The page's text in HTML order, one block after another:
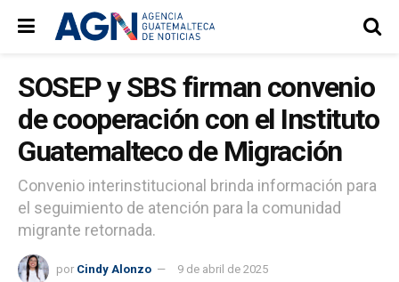
SOSEP y SBS firman convenio
de cooperación con el Instituto
Guatemalteco de Migración
Convenio interinstitucional brinda información para
el seguimiento de atención para la comunidad
migrante retornada.
por Cindy Alonzo 9 de abril de 2025